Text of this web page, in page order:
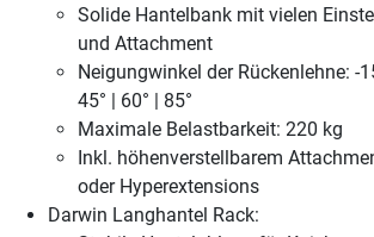
Solide Hantelbank mit vielen
und Attachment
Neigungwinkel der Rückenlehne: -
45° | 60° | 85°
Maximale Belastbarkeit: 220 kg
Inkl. höhenverstellbarem
oder Hyperextensions
Darwin Langhantel Rack: